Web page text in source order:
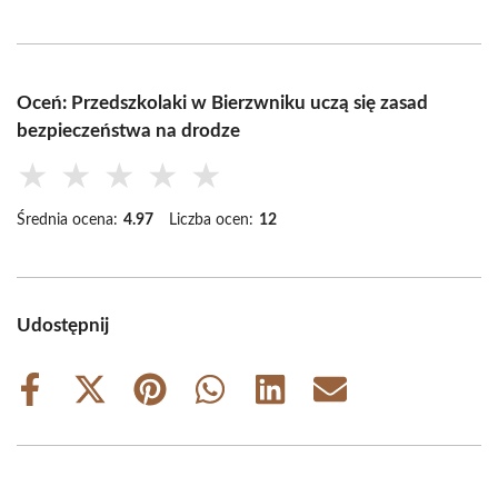
Oceń: Przedszkolaki w Bierzwniku uczą się zasad
bezpieczeństwa na drodze
★ ★ ★ ★ ★
Średnia ocena: 4.97 Liczba ocen: 12
Udostępnij
Share
Share
(Twitter)
Share
Share
Share
Share